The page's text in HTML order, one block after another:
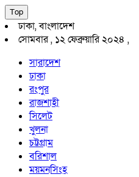
Top
ঢাকা, বাংলাদেশ
সোমবার , ১২ ফেব্রুয়ারি ২০২৪ ,
সারাদেশ
ঢাকা
রংপুর
রাজশাহী
সিলেট
খুলনা
চট্টগ্রাম
বরিশাল
ময়মনসিংহ